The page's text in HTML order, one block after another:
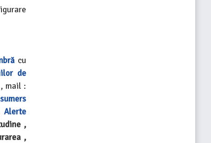
cu
de
mail :
Alerte
,
,